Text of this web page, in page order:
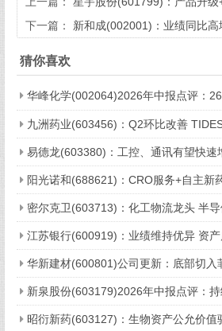
业绩增长超预期
下一篇： 新和成(002001)：业绩同比
猜你喜欢
华峰化学(002064)2026年中报点评：
净利润19.73亿元 氨纶及基础化工板块
九洲药业(603456)：Q2环比改善
进易德龙(603380)：工控、通讯有望快速
造新增长曲线
阳光诺和(688621)：CRO服务+自主新
新转型步入收获期
密尔克卫(603713)：化工物流龙头 半
第二成长曲线
江苏银行(600919)：业绩维持优异 资
华新建材(600801)公司更新：底部切入
出海进程加快
新泉股份(603179)2026年中报点评：
与机器人等新兴业务
昭衍新药(603127)：生物资产公允价值